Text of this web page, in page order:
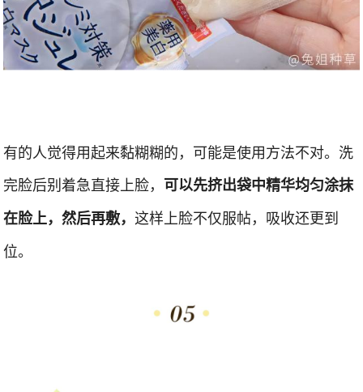
有的人觉得用起来黏糊糊的，可能是使用方法不对。洗
完脸后别着急直接上脸， 可以先挤出袋中精华均匀涂抹
在脸上，然后再敷，这样上脸不仅服帖，吸收还更到
位。